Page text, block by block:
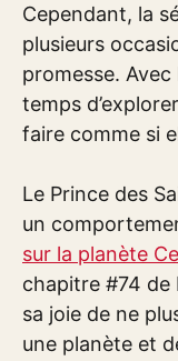
Cependant, la
plusieurs
promesse.
temps
faire comme si
Le Prince des
un
sur la planète
chapitre #74 de
sa joie de ne
une planète et